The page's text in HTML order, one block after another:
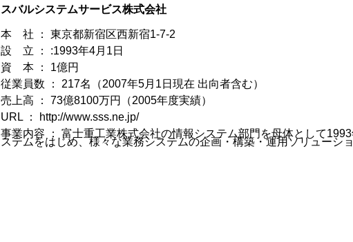
スバルシステムサービス株式会社
本 社 ： 東京都新宿区西新宿1-7-2
設 立 ： :1993年4月1日
資 本 ： 1億円
従業員数 ： 217名（2007年5月1日現在 出向者含む）
売上高 ： 73億8100万円（2005年度実績）
URL ：
http://www.sss.ne.jp/
事業内容 ： 富士重工業株式会社の情報システム部門を母体として
ステムをはじめ、様々な業務システムの企画・構築・運用ソリューシ